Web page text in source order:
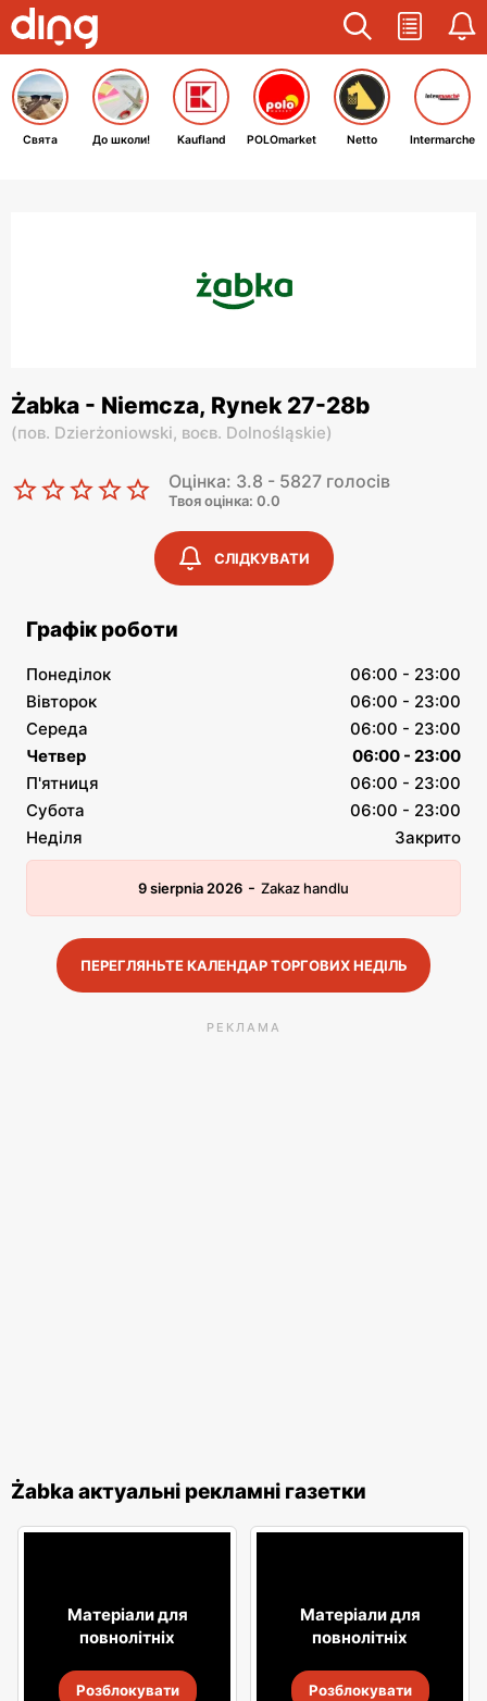
Свята До школи! Kaufland POLOmarket Netto Intermarche
Żabka - Niemcza, Rynek 27-28b
(пов. Dzierżoniowski, воєв. Dolnośląskie)
Оцінка: 3.8 - 5827 голосів
Твоя оцінка: 0.0
СЛІДКУВАТИ
Графік роботи
Понеділок
06:00 - 23:00
Вівторок
06:00 - 23:00
Середа
06:00 - 23:00
Четвер
06:00 - 23:00
П'ятниця
06:00 - 23:00
Субота
06:00 - 23:00
Неділя
Закрито
9 sierpnia 2026 - Zakaz handlu
ПЕРЕГЛЯНЬТЕ КАЛЕНДАР ТОРГОВИХ НЕДІЛЬ
РЕКЛАМА
Żabka актуальні рекламні газетки
Матеріали для
повнолітніх
Розблокувати
Матеріали для
повнолітніх
Розблокувати